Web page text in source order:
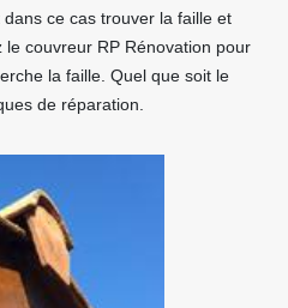
dans ce cas trouver la faille et
couvreur RP Rénovation pour
la faille. Quel que soit le
de réparation.